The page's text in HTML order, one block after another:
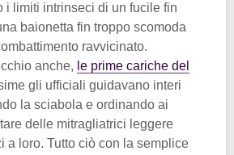
i limiti intrinseci di un fucile fin
baionetta fin troppo scomoda
ravvicinato.
anche, le prime cariche del
gli ufficiali guidavano interi
la sciabola e ordinando ai
delle mitragliatrici leggere
a loro. Tutto ciò con la semplice